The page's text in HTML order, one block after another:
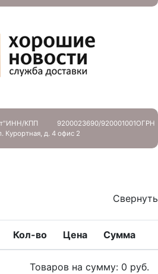
ИНН/КПП 9200023690/920001001ОГРН
Курортная, д. 4 офис 2
Свернуть
Кол-во Цена Сумма
Товаров на сумму: 0 руб.